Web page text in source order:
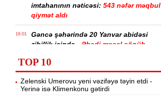
imtahanının nəticəsi: 543 nəfər məqbul
qiymət aldı
16:01
Gəncə şəhərində 20 Yanvar abidəsi
zibillik içində - Əbədi məşəl sönüb
15:45
Pakistan, Səudiyyə Ərəbistanı və
Türkiyə saziş imzalayıb -Birgə müdafiə
haqqında
TOP 10
Zelenski Umerovu yeni vəzifəyə təyin etdi -
Yerinə isə Klimenkonu gətirdi